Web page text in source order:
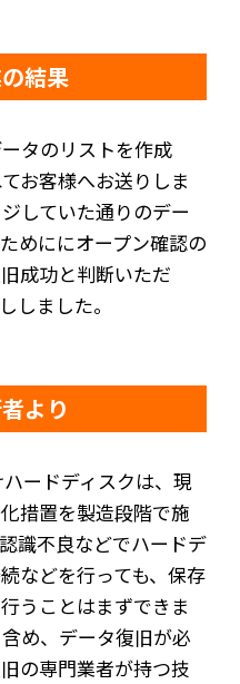
結果
タのリストを作成
お客様へお送りしま
していた通りのデー
めににオープン確認の
成功と判断いただ
しました。
より
ードディスクは、現
措置を製造段階で施
識不良などでハードデ
などを行っても、保存
うことはまずできま
め、データ復旧が必
の専門業者が持つ技